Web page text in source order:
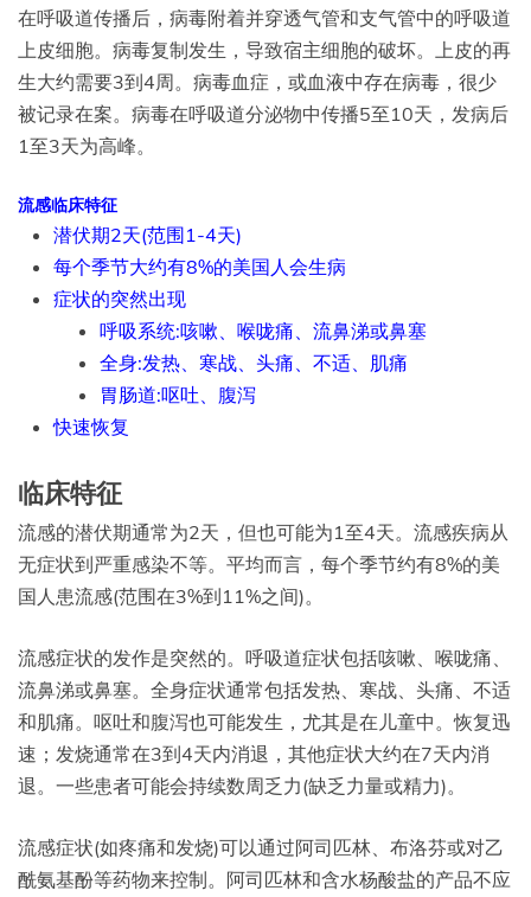
在呼吸道传播后，病毒附着并穿透气管和支气管中的呼吸道
上皮细胞。病毒复制发生，导致宿主细胞的破坏。上皮的再
生大约需要3到4周。病毒血症，或血液中存在病毒，很少
被记录在案。病毒在呼吸道分泌物中传播5至10天，发病后
1至3天为高峰。
流感临床特征
潜伏期2天(范围1-4天)
每个季节大约有8%的美国人会生病
症状的突然出现
呼吸系统:咳嗽、喉咙痛、流鼻涕或鼻塞
全身:发热、寒战、头痛、不适、肌痛
胃肠道:呕吐、腹泻
快速恢复
临床特征
流感的潜伏期通常为2天，但也可能为1至4天。流感疾病从
无症状到严重感染不等。平均而言，每个季节约有8%的美
国人患流感(范围在3%到11%之间)。
流感症状的发作是突然的。呼吸道症状包括咳嗽、喉咙痛、
流鼻涕或鼻塞。全身症状通常包括发热、寒战、头痛、不适
和肌痛。呕吐和腹泻也可能发生，尤其是在儿童中。恢复迅
速；发烧通常在3到4天内消退，其他症状大约在7天内消
退。一些患者可能会持续数周乏力(缺乏力量或精力)。
流感症状(如疼痛和发烧)可以通过阿司匹林、布洛芬或对乙
酰氨基酚等药物来控制。阿司匹林和含水杨酸盐的产品不应